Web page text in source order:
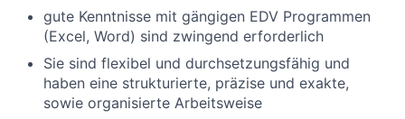
gute Kenntnisse mit gängigen EDV Programmen
(Excel, Word) sind zwingend erforderlich
Sie sind flexibel und durchsetzungsfähig und
haben eine strukturierte, präzise und exakte,
sowie organisierte Arbeitsweise